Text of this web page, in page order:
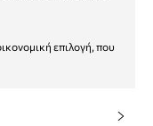
επιλογή, που